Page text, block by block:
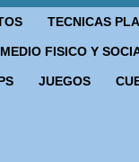
TECNICAS
MEDIO FISICO Y
JUEGOS